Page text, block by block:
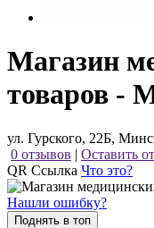
Магазин
товаров -
ул. Гурского, 22Б,
0 отзывов | Оставить
QR Ссылка Что это?
Нашли ошибку?
Поднять в топ